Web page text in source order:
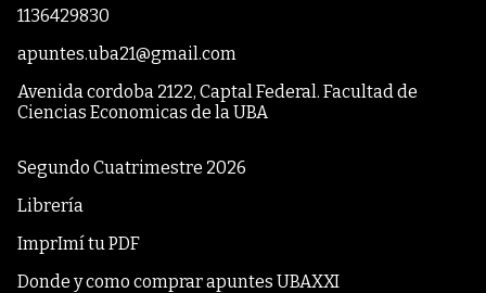
1136429830
apuntes.uba21@gmail.com
Avenida cordoba 2122, Captal Federal. Facultad de
Ciencias Economicas de la UBA
Segundo Cuatrimestre 2026
Librería
ImprImí tu PDF
Donde y como comprar apuntes UBAXXI